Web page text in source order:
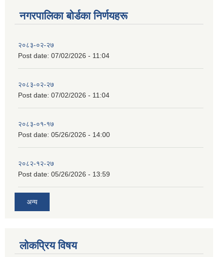
नगरपालिका बाेर्डका निर्णयहरू
२०८३-०२-२७
Post date: 07/02/2026 - 11:04
२०८३-०२-२७
Post date: 07/02/2026 - 11:04
२०८३-०१-१७
Post date: 05/26/2026 - 14:00
२०८२-१२-२७
Post date: 05/26/2026 - 13:59
अन्य
लोकप्रिय विषय